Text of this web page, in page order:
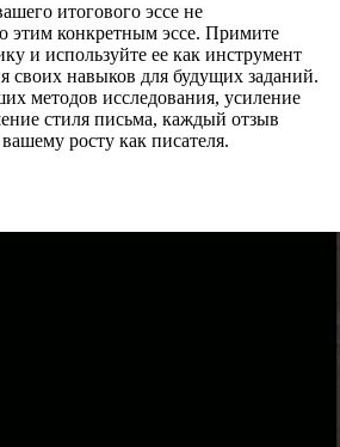
итогового эссе не
этим конкретным эссе. Примите
и используйте ее как инструмент
своих навыков для будущих заданий.
методов исследования, усиление
стиля письма, каждый отзыв
росту как писателя.